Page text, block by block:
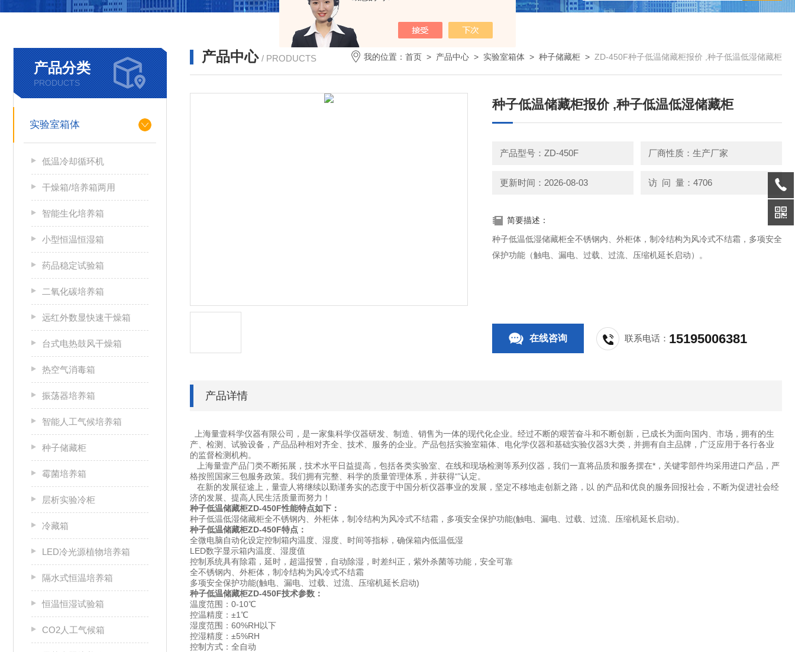
产品分类
PRODUCTS
实验室箱体
低温冷却循环机
干燥箱/培养箱两用
智能生化培养箱
小型恒温恒湿箱
药品稳定试验箱
二氧化碳培养箱
远红外数显快速干燥箱
台式电热鼓风干燥箱
热空气消毒箱
振荡器培养箱
智能人工气候培养箱
种子储藏柜
霉菌培养箱
层析实验冷柜
冷藏箱
LED冷光源植物培养箱
隔水式恒温培养箱
恒温恒湿试验箱
CO2人工气候箱
产品中心 / PRODUCTS 我的位置： 首页 > 产品中心 > 实验室箱体 > 种子储藏柜 > ZD-450F种子低温储藏柜报价 ,种子低温低湿储藏柜
种子低温储藏柜报价 ,种子低温低湿储藏柜
产品型号：ZD-450F 厂商性质：生产厂家
更新时间：2026-08-03 访 问 量：4706
简要描述：
种子低温低湿储藏柜全不锈钢内、外柜体，制冷结构为风冷式不结霜，多项安全
保护功能（触电、漏电、过载、过流、压缩机延长启动）。
在线咨询 联系电话： 15195006381
产品详情
上海量壹科学仪器有限公司，是一家集科学仪器研发、制造、销售为一体的现代化企业。经过不断的艰苦奋斗和不断创新，已成长为面向国内、市场，拥有的生
产、检测、试验设备，产品品种相对齐全、技术、服务的企业。产品包括实验室箱体、电化学仪器和基础实验仪器3大类，并拥有自主品牌，广泛应用于各行各业
的监督检测机构。
上海量壹产品门类不断拓展，技术水平日益提高，包括各类实验室、在线和现场检测等系列仪器，我们一直将品质和服务摆在*，关键零部件均采用进口产品，严
格按照国家三包服务政策。我们拥有完整、科学的质量管理体系，并获得“”认定。
在新的发展征途上，量壹人将继续以勤谨务实的态度于中国分析仪器事业的发展，坚定不移地走创新之路，以 的产品和优良的服务回报社会，不断为促进社会经
济的发展、提高人民生活质量而努力！
种子低温储藏柜ZD-450F性能特点如下：
种子低温低湿储藏柜全不锈钢内、外柜体，制冷结构为风冷式不结霜，多项安全保护功能(触电、漏电、过载、过流、压缩机延长启动)。
种子低温储藏柜ZD-450F特点：
全微电脑自动化设定控制箱内温度、湿度、时间等指标，确保箱内低温低湿
LED数字显示箱内温度、湿度值
控制系统具有除霜，延时，超温报警，自动除湿，时差纠正，紫外杀菌等功能，安全可靠
全不锈钢内、外柜体，制冷结构为风冷式不结霜
多项安全保护功能(触电、漏电、过载、过流、压缩机延长启动)
种子低温储藏柜ZD-450F技术参数：
温度范围：0-10℃
控温精度：±1℃
湿度范围：60%RH以下
控湿精度：±5%RH
控制方式：全自动